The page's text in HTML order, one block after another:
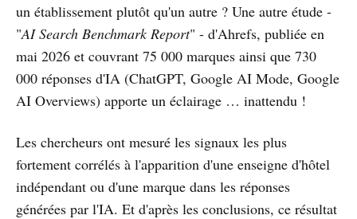
un établissement plutôt qu'un autre ? Une autre étude -
"AI Search Benchmark Report" - d'Ahrefs, publiée en
mai 2026 et couvrant 75 000 marques ainsi que 730
000 réponses d'IA (ChatGPT, Google AI Mode, Google
AI Overviews) apporte un éclairage … inattendu !
Les chercheurs ont mesuré les signaux les plus
fortement corrélés à l'apparition d'une enseigne d'hôtel
indépendant ou d'une marque dans les réponses
générées par l'IA. Et d'après les conclusions, ce résultat